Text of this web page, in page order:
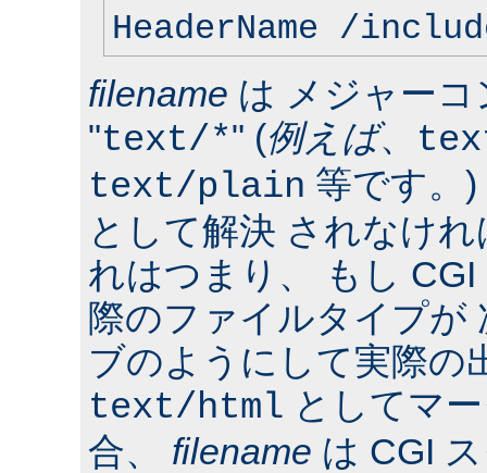
HeaderName /
filename は メジャー
"text/*" (例えば、
text/plain 等です。
として解決 されなけ
れはつまり、 もし
際のファイルタイプが
ブのようにして実際の
text/html としてマ
合、 filename は CGI